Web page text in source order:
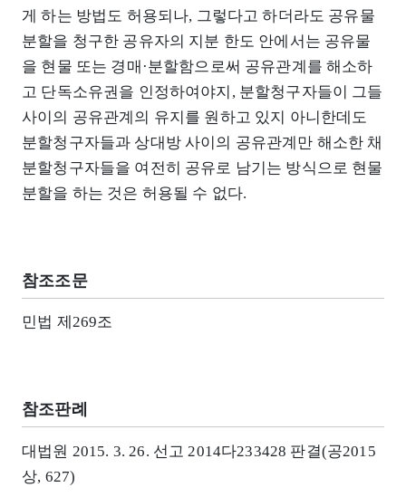
게 하는 방법도 허용되나, 그렇다고 하더라도 공유물
분할을 청구한 공유자의 지분 한도 안에서는 공유물
을 현물 또는 경매·분할함으로써 공유관계를 해소하
고 단독소유권을 인정하여야지, 분할청구자들이 그들
사이의 공유관계의 유지를 원하고 있지 아니한데도
분할청구자들과 상대방 사이의 공유관계만 해소한 채
분할청구자들을 여전히 공유로 남기는 방식으로 현물
분할을 하는 것은 허용될 수 없다.
참조조문
민법 제269조
참조판례
대법원 2015. 3. 26. 선고 2014다233428 판결(공2015
상, 627)